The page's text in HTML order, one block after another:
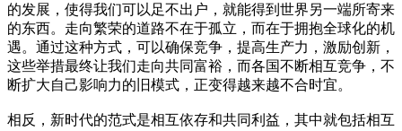
的发展，使得我们可以足不出户，就能得到世界另一端所寄来
的东西。走向繁荣的道路不在于孤立，而在于拥抱全球化的机
遇。通过这种方式，可以确保竞争，提高生产力，激励创新，
这些举措最终让我们走向共同富裕，而各国不断相互竞争，不
断扩大自己影响力的旧模式，正变得越来越不合时宜。
相反，新时代的范式是相互依存和共同利益，其中就包括相互